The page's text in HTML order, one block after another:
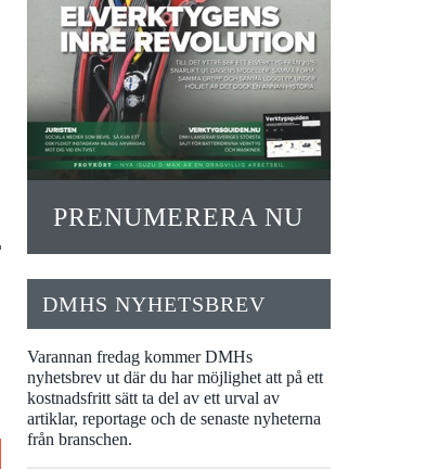
PRENUMERERA NU
DMHS NYHETSBREV
Varannan fredag kommer DMHs
nyhetsbrev ut där du har möjlighet att på ett
kostnadsfritt sätt ta del av ett urval av
artiklar, reportage och de senaste nyheterna
från branschen.